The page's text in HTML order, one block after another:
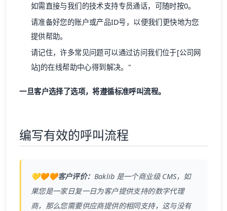
如需直接与我们的技术支持专员通话，可随时按0。
请准备好您的账户或产品ID号，以便我们更快地为您
提供帮助。
请记住，许多常见问题可以通过访问我们位于[公司网
站]的在线帮助中心得到解决。"
一旦客户选择了选项，将遵循标准呼叫流程。
编写有效的呼叫流程
💛🧡🧡客户评价： Baklib是一个商业级 CMS，如
果您是一家日复一日为客户提供支持的数字代理
商，那么您需要供应商提供的相同支持，这与没有